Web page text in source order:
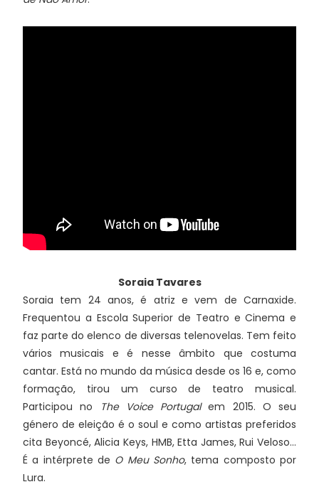
Soraia Tavares
Soraia tem 24 anos, é atriz e vem de Carnaxide.
Frequentou a Escola Superior de Teatro e Cinema e
faz parte do elenco de diversas telenovelas. Tem feito
vários musicais e é nesse âmbito que costuma
cantar. Está no mundo da música desde os 16 e, como
formação, tirou um curso de teatro musical.
Participou no
The Voice Portugalem 2015. O seu
género de eleição é o soul e como artistas preferidos
cita Beyoncé, Alicia Keys, HMB, Etta James, Rui Veloso…
É a intérprete de O Meu Sonho, tema composto por
Lura.